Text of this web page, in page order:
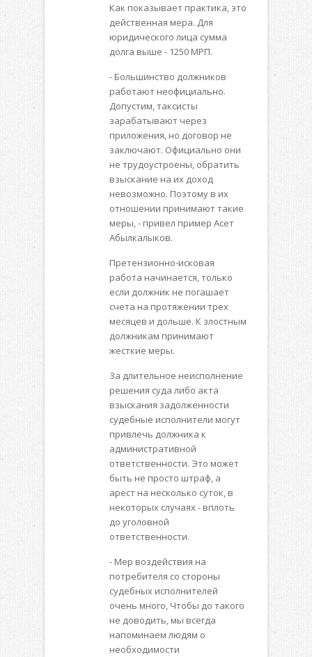
Как показывает практика, это
действенная мера. Для
юридического лица сумма
долга выше - 1250 МРП.
- Большинство должников
работают неофициально.
Допустим, таксисты
зарабатывают через
приложения, но договор не
заключают. Официально они
не трудоустроены, обратить
взыскание на их доход
невозможно. Поэтому в их
отношении принимают такие
меры, - привел пример Асет
Абылкалыков.
Претензионно-исковая
работа начинается, только
если должник не погашает
счета на протяжении трех
месяцев и дольше. К злостным
должникам принимают
жесткие меры.
За длительное неисполнение
решения суда либо акта
взыскания задолженности
судебные исполнители могут
привлечь должника к
административной
ответственности. Это может
быть не просто штраф, а
арест на несколько суток, в
некоторых случаях - вплоть
до уголовной
ответственности.
- Мер воздействия на
потребителя со стороны
судебных исполнителей
очень много, Чтобы до такого
не доводить, мы всегда
напоминаем людям о
необходимости